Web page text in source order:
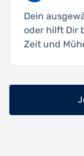
Dein
oder hilft Dir
Zeit und